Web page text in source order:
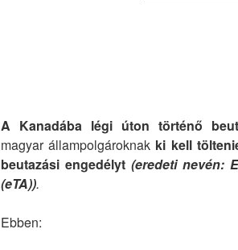
A Kanadába légi úton történő
magyar állampolgároknak ki kell
beutazási engedélyt (eredeti nevén:
(eTA)).
Ebben: